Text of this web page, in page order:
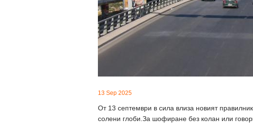
13 Sep 2025
От 13 септември в сила влиза новият
солени глоби.За шофиране без колан или